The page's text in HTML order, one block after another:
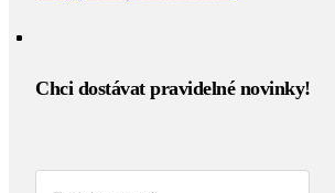
Chci dostávat pravidelné novinky!​